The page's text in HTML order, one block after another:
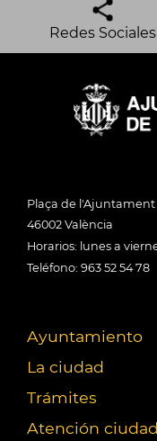
Redes Sociales
Plaça de l'Ajuntament
46002 València
Horarios: lunes a
Teléfono: 963 52 54 78
Ayuntamiento
La ciudad
Trámites
Atención